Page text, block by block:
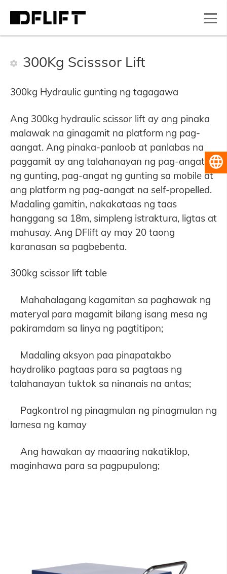
300Kg Scisssor Lift
300kg Hydraulic gunting ng tagagawa
Ang 300kg hydraulic scissor lift ay ang pinaka
malawak na ginagamit na platform ng pag-
aangat. Ang pinaka-panloob at panlabas na
paggamit ay ang talahanayan ng pag-angat
ng gunting, pag-angat ng gunting sa mobile at
ang platform ng pag-aangat na self-propelled.
Madaling gamitin, nakakataas ng taas
hanggang sa 18m, simpleng istraktura, ligtas at
mahusay. Ang DFlift ay may 20 taong
karanasan sa pagbebenta.
300kg scissor lift table
Mahahalagang kagamitan sa paghawak ng
materyal para magamit bilang isang mesa ng
pakiramdam sa linya ng pagtitipon;
Madaling aksyon paa pinapatakbo
haydroliko pagtaas para sa pagtaas ng
talahanayan tuktok sa ninanais na antas;
Pagkontrol ng pinagmulan ng pinagmulan ng
lamesa ng kamay
Ang hawakan ay maaaring nakatiklop,
maginhawa para sa pagpupulong;
Pilipino